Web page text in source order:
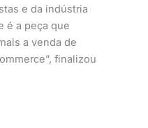
e da indústria
é a peça que
a venda de
finalizou